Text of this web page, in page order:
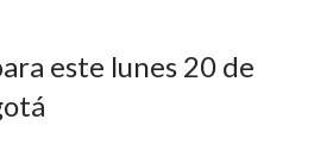
este lunes 20 de